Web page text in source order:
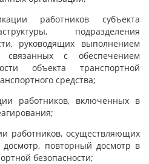
работников субъекта
подразделения
руководящих выполнением
связанных с обеспечением
объекта транспортной
средства;
работников, включенных в
работников, осуществляющих
повторный досмотр в
безопасности;